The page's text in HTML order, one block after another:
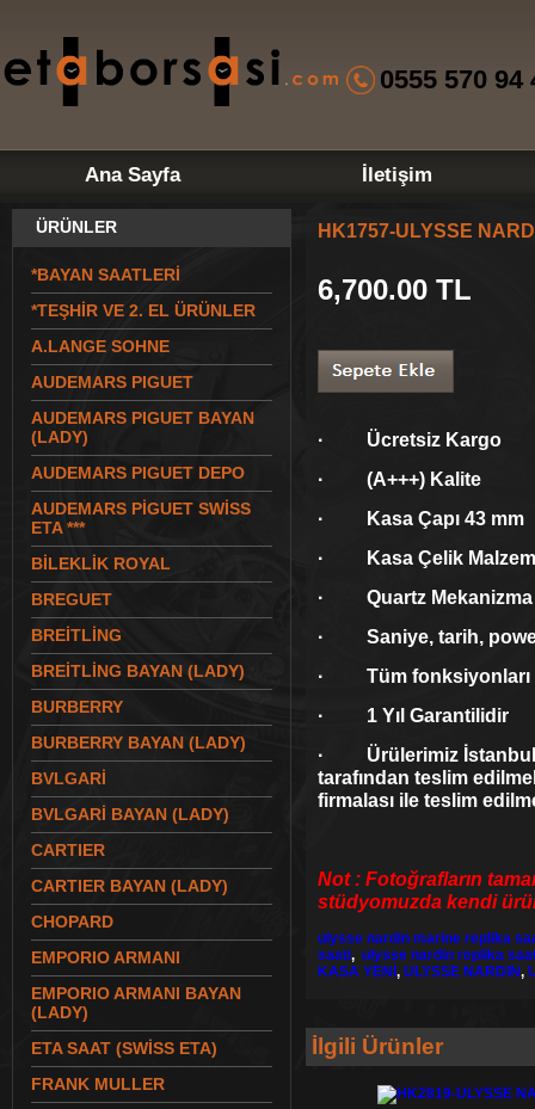
0555 570 94
Ana Sayfa İletişim
ÜRÜNLER
*BAYAN SAATLERİ
*TEŞHİR VE 2. EL ÜRÜNLER
A.LANGE SOHNE
AUDEMARS PIGUET
AUDEMARS PIGUET BAYAN
(LADY)
AUDEMARS PIGUET DEPO
AUDEMARS PİGUET SWİSS
ETA ***
BİLEKLİK ROYAL
BREGUET
BREİTLİNG
BREİTLİNG BAYAN (LADY)
BURBERRY
BURBERRY BAYAN (LADY)
BVLGARİ
BVLGARİ BAYAN (LADY)
CARTIER
CARTIER BAYAN (LADY)
CHOPARD
EMPORIO ARMANI
EMPORIO ARMANI BAYAN
(LADY)
ETA SAAT (SWİSS ETA)
FRANK MULLER
HK1757-ULYSSE
6,700.00 TL
· Ücretsiz Kargo
· (A+++) Kalite
· Kasa Çapı 43 mm
· Kasa Çelik
· Quartz Mekanizma
· Saniye, tarih,
· Tüm fonksiyonları
· 1 Yıl Garantilidir
· Ürülerimiz İstanbul
tarafından teslim
firmalası ile teslim
Not : Fotoğrafların
stüdyomuzda kendi
ulysse nardin marine replika
saati, ulysse nardin replika
KASA YENİ , ULYSSE NARDIN,
İlgili Ürünler